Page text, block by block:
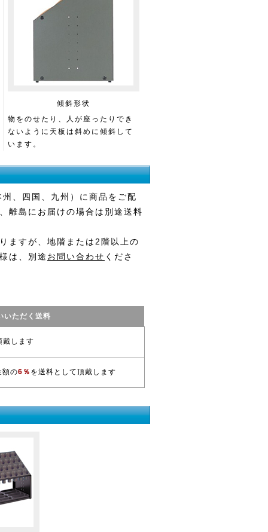
傾斜形状
物をのせたり、人が座ったりでき
ないように天板は斜めに傾斜して
います。
州、四国、九州）に商品をご配
離島にお届けの場合は別途送料
ますが、地階または2階以上の
は、別途 お問い合わせ くださ
いただく送料
戴します
額の6％ を送料として頂戴します